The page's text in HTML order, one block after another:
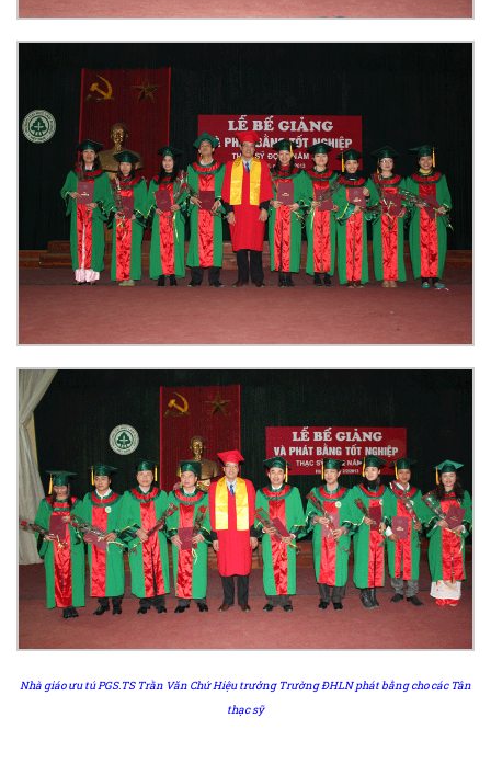
Nhà giáo ưu tú PGS.TS Trần Văn Chứ Hiệu trưởng Trường ĐHLN phát bằng cho các Tân
thạc sỹ